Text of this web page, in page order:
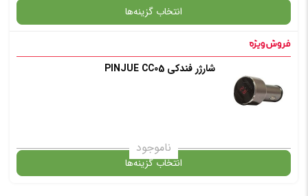
انتخاب گزینه‌ها
در حال حاضر این محصول در انبار موجود نیست و در دسترس نمی باشد.
✧ چت با پشتیبان واتس آپ
شارژر فندکی PINJUE CC05
ناموجود
انتخاب گزینه‌ها